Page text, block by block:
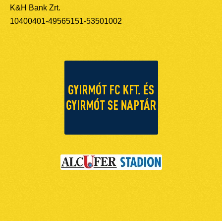
K&H Bank Zrt.
10400401-49565151-53501002